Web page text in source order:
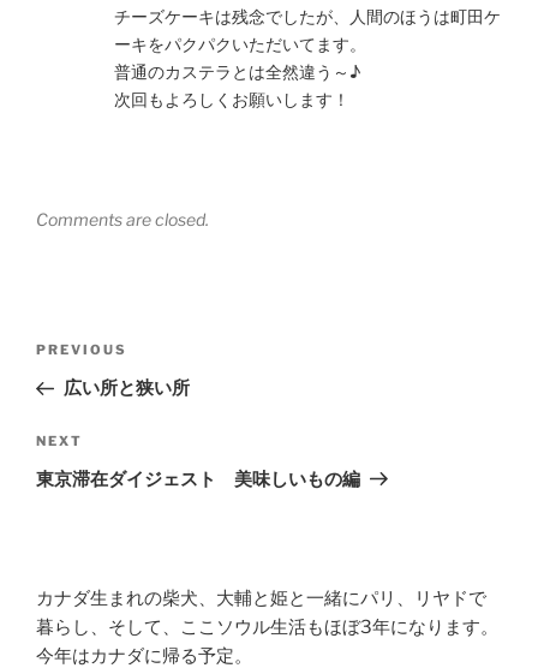
チーズケーキは残念でしたが、人間のほうは町田ケ
ーキをパクパクいただいてます。
普通のカステラとは全然違う～♪
次回もよろしくお願いします！
Comments are closed.
navigation
Previous
Post
PREVIOUS
広い所と狭い所
Next
Post
NEXT
東京滞在ダイジェスト 美味しいもの編
カナダ生まれの柴犬、大輔と姫と一緒にパリ、リヤドで
暮らし、そして、ここソウル生活もほぼ3年になります。
今年はカナダに帰る予定。